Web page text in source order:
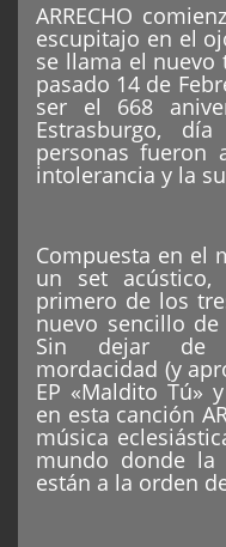
ARRECHO
escupitajo en el
se llama el nuevo
pasado 14 de
ser el 668
Estrasburgo,
personas fueron
intolerancia y la
Compuesta en el
un set acústico,
primero de los
nuevo sencillo
Sin dejar de
mordacidad (y
EP «Maldito Tú»
en esta canción
música
mundo donde
están a la orden